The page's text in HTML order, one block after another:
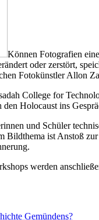
Können Fotografien
oder zerstört,
Fotokünstler Allon
College for
Holocaust ins
und Schüler
Bildthema ist Anstoß
werden
Gemündens?